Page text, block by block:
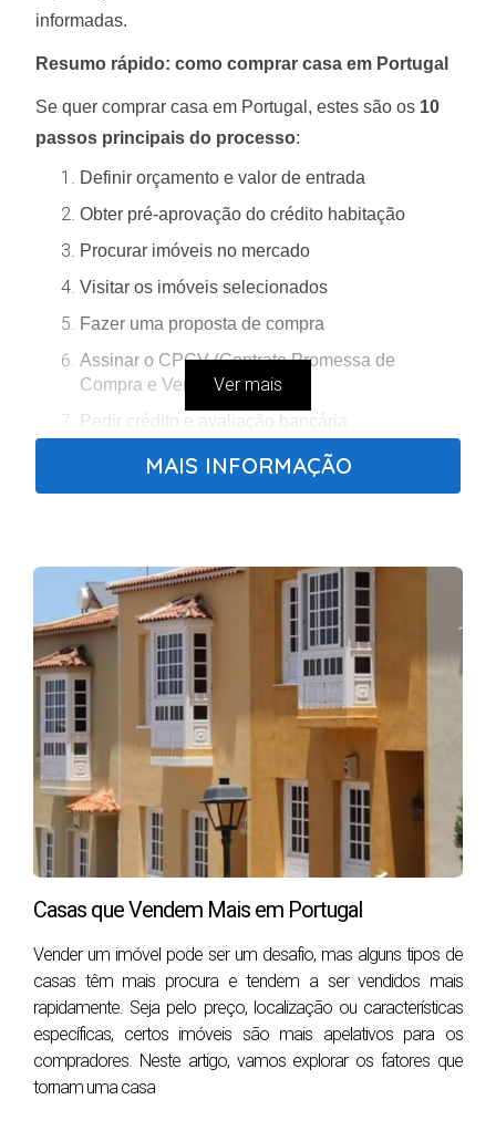
informadas.
Resumo rápido: como comprar casa em Portugal
Se quer comprar casa em Portugal, estes são os 10
passos principais do processo:
Definir orçamento e valor de entrada
Obter pré-aprovação do crédito habitação
Procurar imóveis no mercado
Visitar os imóveis selecionados
Fazer uma proposta de compra
Assinar o CPCV (Contrato Promessa de
Compra e Venda)
Pedir crédito e avaliação bancária
Reunir documentação para a escritura
Realizar a escritura de compra e venda
Embora o processo possa parecer complexo, com
preparação e apoio profissional torna-se muito mais
simples e seguro.
Se está a pensar comprar casa na Linha de Cascais,
Lisboa ou arredores, preparámos umGuia Completo
para Compradores com:
• custos reais da compra
• impostos e despesas escondidas
• erros que fazem muitos compradores perder
dinheiro
• estratégias para negociar melhor o preço
👉 Descarregue o nossoGuia Gratuito para
Comprar Casa em Portugal
1. Como definir o orçamento para
comprar casa?
Ver mais
MAIS INFORMAÇÃO
Casas que Vendem Mais em Portugal
Vender um imóvel pode ser um desafio, mas alguns tipos de
casas têm mais procura e tendem a ser vendidos mais
rapidamente. Seja pelo preço, localização ou características
específicas, certos imóveis são mais apelativos para os
compradores. Neste artigo, vamos explorar os fatores que
tornam uma casa